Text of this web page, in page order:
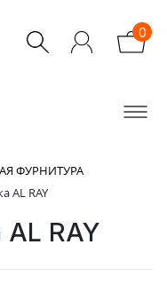
0
ФУРНИТУРА
AL RAY
RAY